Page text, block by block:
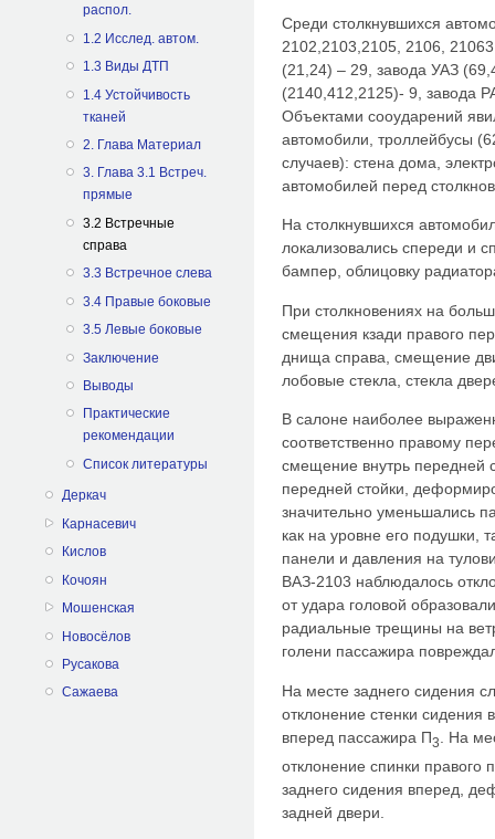
распол.
1.2 Исслед. автом.
1.3 Виды ДТП
1.4 Устойчивость
тканей
2. Глава Материал
3. Глава 3.1 Встреч.
прямые
3.2 Встречные
справа
3.3 Встречное слева
3.4 Правые боковые
3.5 Левые боковые
Заключение
Выводы
Практические
рекомендации
Список литературы
Деркач
Карнасевич
Кислов
Кочоян
Мошенская
Новосёлов
Русакова
Сажаева
Среди столкнувшихся
2102,2103,2105, 2106,
(21,24) – 29, завода УАЗ
(2140,412,2125)- 9, завода
Объектами сооударений
автомобили, троллейбусы
случаев): стена дома,
автомобилей перед
На столкнувшихся
локализовались спереди и
бампер, облицовку
При столкновениях на
смещения кзади правого
днища справа, смещение
лобовые стекла, стекла
В салоне наиболее
соответственно правому
смещение внутрь передней
передней стойки,
значительно уменьшались
как на уровне его подушки,
панели и давления на
ВАЗ-2103 наблюдалось
от удара головой
радиальные трещины на
голени пассажира
На месте заднего сидения
отклонение стенки
вперед пассажира П3
. На
отклонение спинки
заднего сидения вперед,
задней двери.